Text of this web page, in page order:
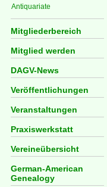
Antiquariate
Mitgliederbereich
Mitglied werden
DAGV-News
Veröffentlichungen
Veranstaltungen
Praxiswerkstatt
Vereineübersicht
German-American
Genealogy